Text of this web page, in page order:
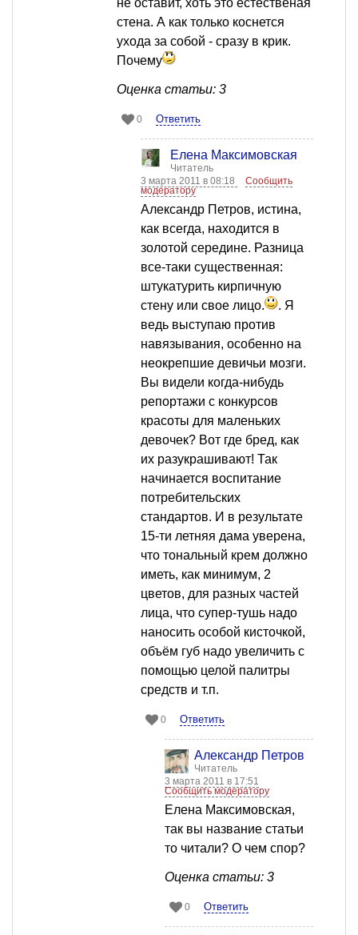
не оставит, хоть это естественая
стена. А как только коснется
ухода за собой - сразу в крик.
Почему
Оценка статьи: 3
0 Ответить
Елена Максимовская
Читатель
3 марта 2011 в 08:18
Сообщить
модератору
Александр Петров, истина,
как всегда, находится в
золотой середине. Разница
все-таки существенная:
штукатурить кирпичную
стену или свое лицо.
. Я
ведь выступаю против
навязывания, особенно на
неокрепшие девичьи мозги.
Вы видели когда-нибудь
репортажи с конкурсов
красоты для маленьких
девочек? Вот где бред, как
их разукрашивают! Так
начинается воспитание
потребительских
стандартов. И в результате
15-ти летняя дама уверена,
что тональный крем должно
иметь, как минимум, 2
цветов, для разных частей
лица, что супер-тушь надо
наносить особой кисточкой,
объём губ надо увеличить с
помощью целой палитры
средств и т.п.
0 Ответить
Александр Петров
Читатель
3 марта 2011 в 17:51
Сообщить модератору
Елена Максимовская,
так вы название статьи
то читали? О чем спор?
Оценка статьи: 3
0 Ответить